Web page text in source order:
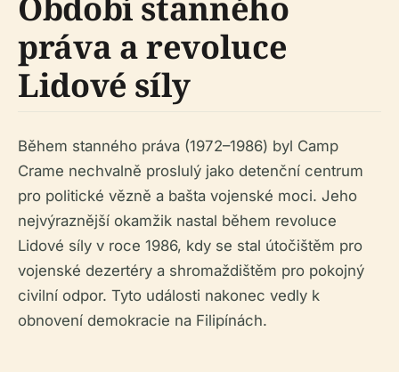
Období stanného
práva a revoluce
Lidové síly
Během stanného práva (1972–1986) byl Camp
Crame nechvalně proslulý jako detenční centrum
pro politické vězně a bašta vojenské moci. Jeho
nejvýraznější okamžik nastal během revoluce
Lidové síly v roce 1986, kdy se stal útočištěm pro
vojenské dezertéry a shromaždištěm pro pokojný
civilní odpor. Tyto události nakonec vedly k
obnovení demokracie na Filipínách.